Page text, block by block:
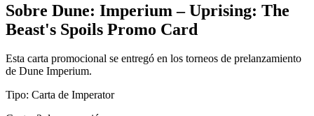
Sobre Dune: Imperium – Uprising: The
Beast's Spoils Promo Card
Esta carta promocional se entregó en los torneos de prelanzamiento
de Dune Imperium.
Tipo: Carta de Imperator